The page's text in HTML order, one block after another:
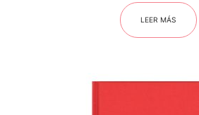
LEER MÁS